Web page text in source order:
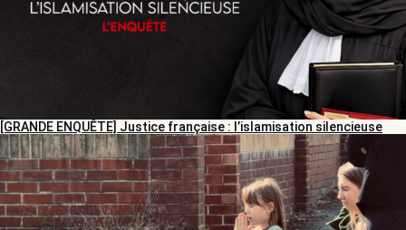
[GRANDE ENQUÊTE] Justice française : l’islamisation silencieuse